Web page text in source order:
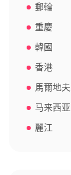
郵輪
重慶
韓國
香港
馬爾地夫
马来西亚
麗江